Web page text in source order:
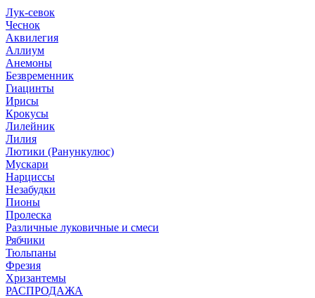
Лук-севок
Чеснок
Аквилегия
Аллиум
Анемоны
Безвременник
Гиацинты
Ирисы
Крокусы
Лилейник
Лилия
Лютики (Ранункулюс)
Мускари
Нарцисcы
Незабудки
Пионы
Пролеска
Различные луковичные и смеси
Рябчики
Тюльпаны
Фрезия
Хризантемы
РАСПРОДАЖА